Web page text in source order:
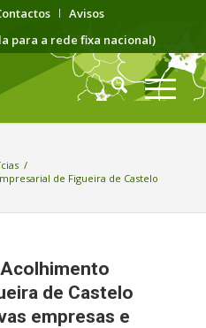
Avisos
para a rede fixa nacional)
/
de Figueira de Castelo
de Castelo
empresas e